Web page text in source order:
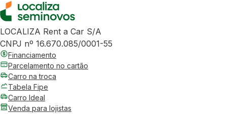
LOCALIZA Rent a Car S/A
CNPJ nº 16.670.085/0001-55
Financiamento
Parcelamento no cartão
Carro na troca
Tabela Fipe
Carro Ideal
Venda para lojistas